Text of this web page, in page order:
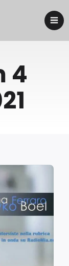
4